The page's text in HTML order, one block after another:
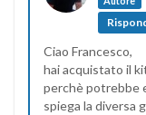
Ciao Francesco,
hai acquistato il
perchè potrebbe
spiega la diversa